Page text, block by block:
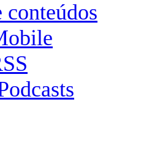
conteúdos